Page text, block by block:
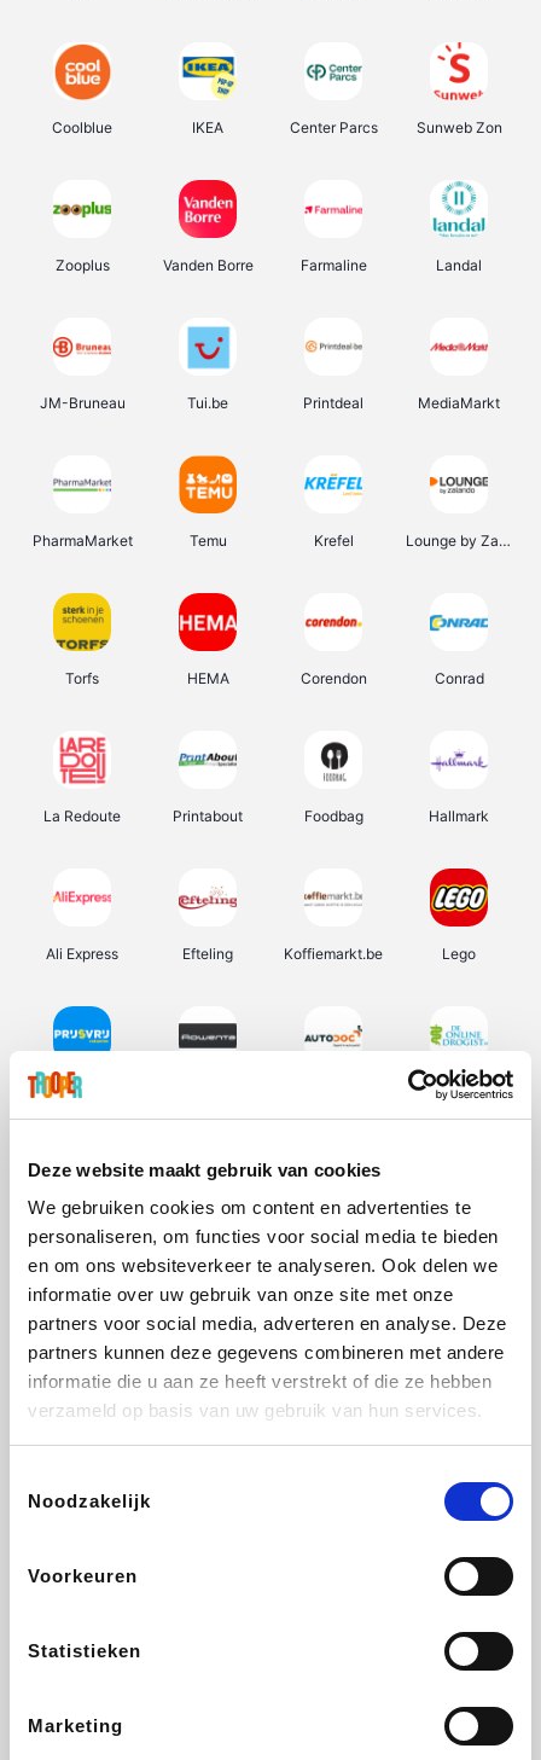
Deze website maakt gebruik van cookies
We gebruiken cookies om content en advertenties te
personaliseren, om functies voor social media te bieden
en om ons websiteverkeer te analyseren. Ook delen we
informatie over uw gebruik van onze site met onze
partners voor social media, adverteren en analyse. Deze
partners kunnen deze gegevens combineren met andere
informatie die u aan ze heeft verstrekt of die ze hebben
verzameld op basis van uw gebruik van hun services.
Noodzakelijk
Voorkeuren
Statistieken
Marketing
Coolblue IKEA Center Parcs Sunweb Zon
Zooplus Vanden Borre Farmaline Landal
JM-Bruneau Tui.be Printdeal MediaMarkt
PharmaMarket Temu Krefel Lounge by Zalando
Torfs HEMA Corendon Conrad
La Redoute Printabout Foodbag Hallmark
Ali Express Efteling Koffiemarkt.be Lego
Prijsvrij De Online Drogist
Vidaxl Plopsa Lampenlicht.be Adidas
All Accor
DectDirect ZEB
SupraBazar